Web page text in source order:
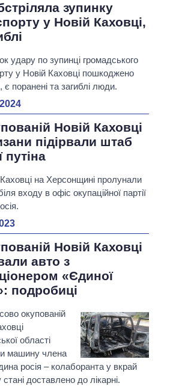
зупинку
у Новій Каховці,
удару по зупинці громадського
у Новій Каховці пошкоджено
є поранені та загиблі люди.
Новій Каховці
підірвали штаб
путіна
на Херсонщині пролунали
входу в офіс окупаційної партії
Новій Каховці
авто з
«Єдиної
подробиці
окупованій
області
машину члена
росія – колаборанта у вкрай
доставлено до лікарні.